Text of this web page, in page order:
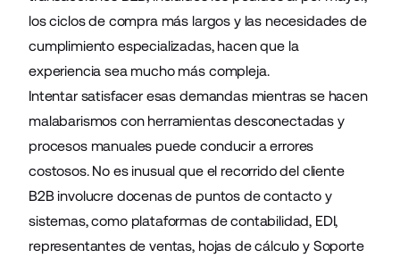
los ciclos de compra más largos y las necesidades de
cumplimiento especializadas, hacen que la
experiencia sea mucho más compleja.
Intentar satisfacer esas demandas mientras se hacen
malabarismos con herramientas desconectadas y
procesos manuales puede conducir a errores
costosos. No es inusual que el recorrido del cliente
B2B involucre docenas de puntos de contacto y
sistemas, como plataformas de contabilidad, EDI,
representantes de ventas, hojas de cálculo y Soporte